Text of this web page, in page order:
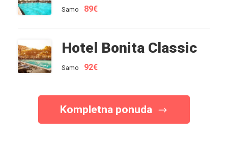
Samo 89€
Hotel Bonita Classic
Samo 92€
Kompletna ponuda